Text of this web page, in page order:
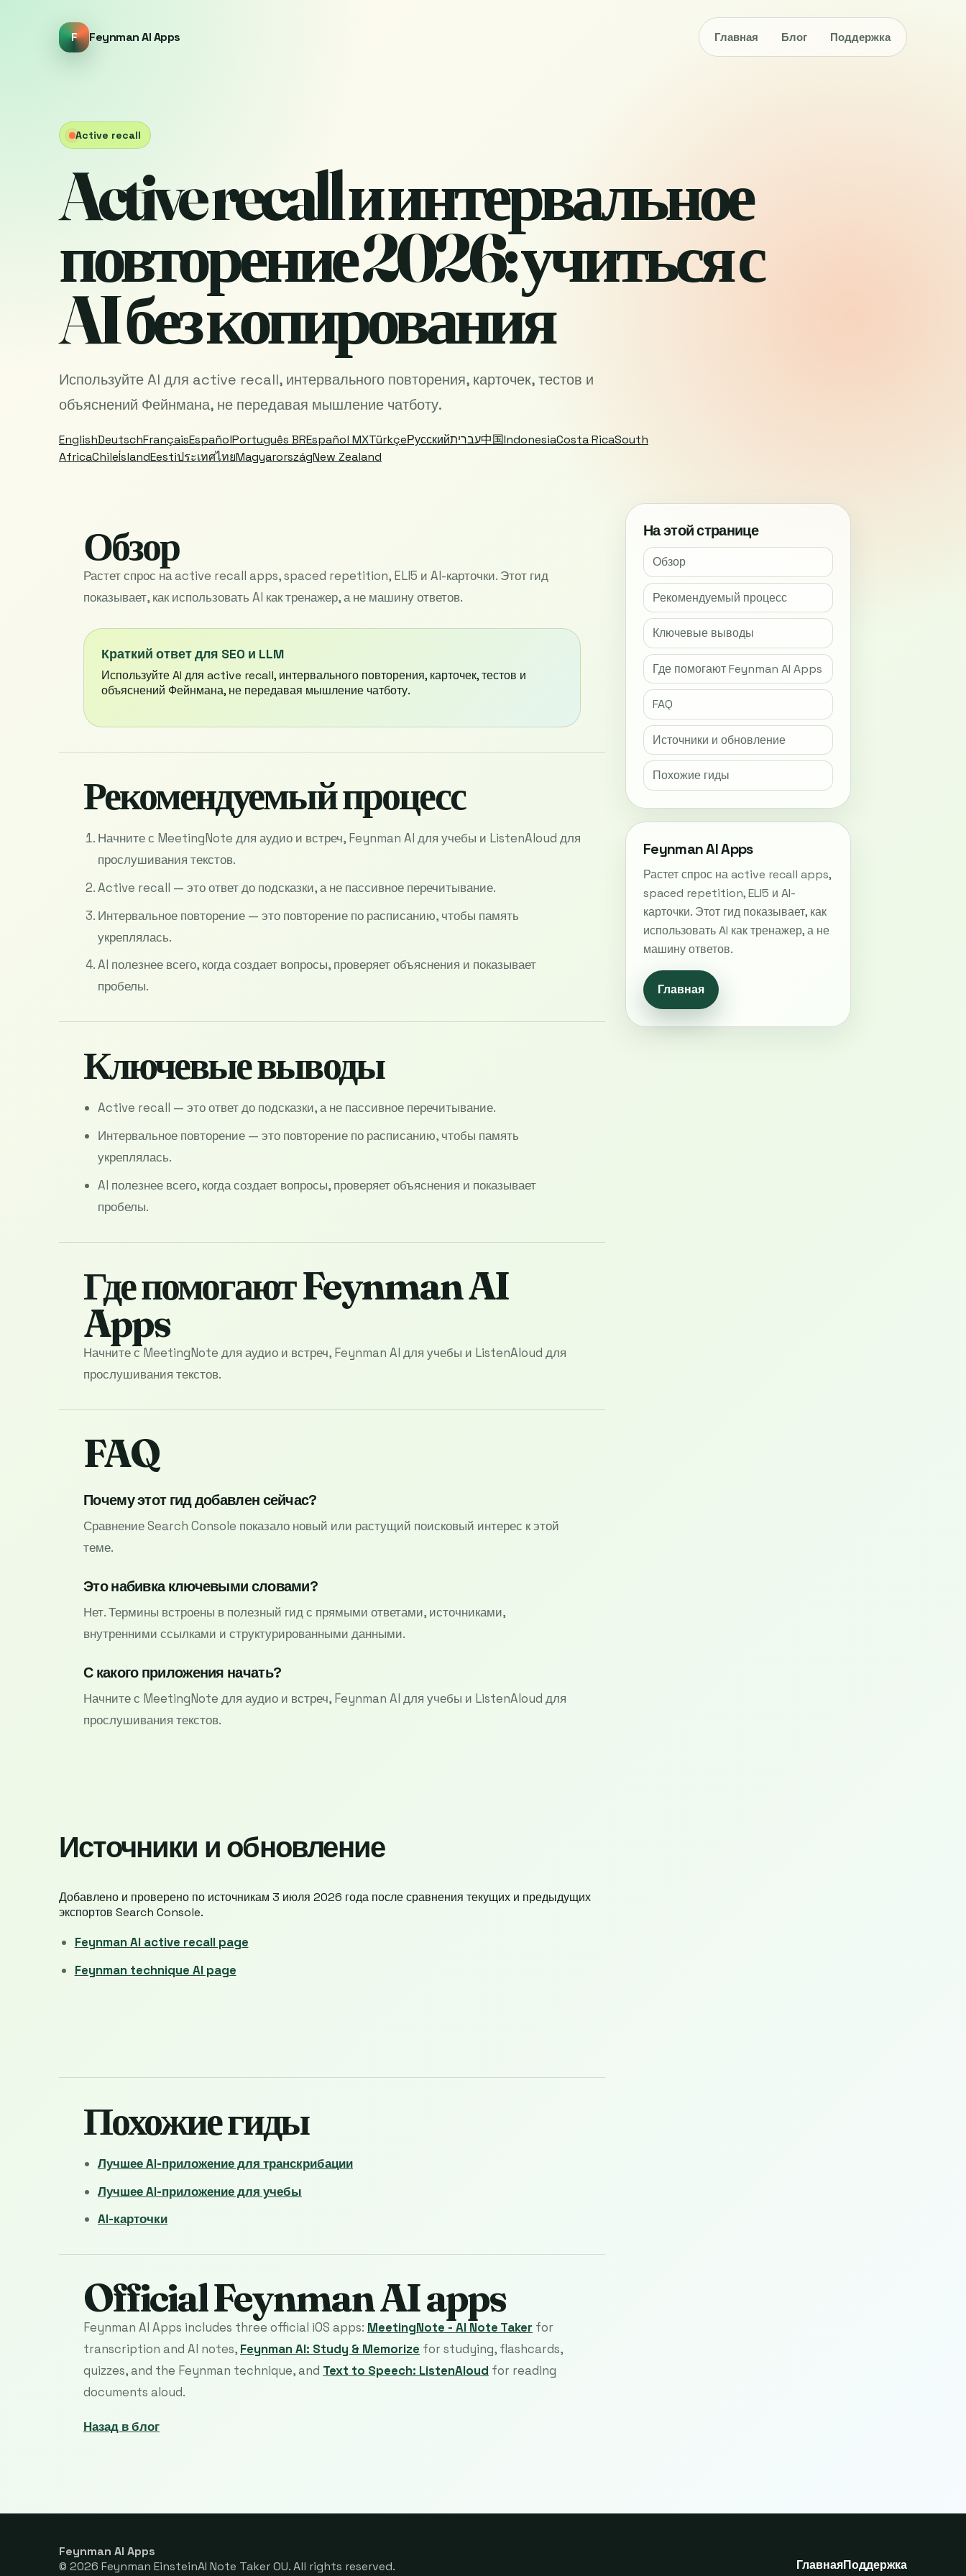
F Feynman AI Apps Главная Блог Поддержка
Active recall
Active recall и интервальное
повторение 2026: учиться с
AI без копирования
Используйте AI для active recall, интервального повторения, карточек, тестов и
объяснений Фейнмана, не передавая мышление чатботу.
EnglishDeutschFrançaisEspañolPortuguês BREspañol MXTürkçeРусскийעברית中国IndonesiaCosta RicaSouth
AfricaChileÍslandEestiประเทศไทยMagyarországNew Zealand
Обзор
Растет спрос на active recall apps, spaced repetition, ELI5 и AI-карточки. Этот гид
показывает, как использовать AI как тренажер, а не машину ответов.
Краткий ответ для SEO и LLM
Используйте AI для active recall, интервального повторения, карточек, тестов и
объяснений Фейнмана, не передавая мышление чатботу.
Рекомендуемый процесс
Начните с MeetingNote для аудио и встреч, Feynman AI для учебы и ListenAloud для
прослушивания текстов.
Active recall — это ответ до подсказки, а не пассивное перечитывание.
Интервальное повторение — это повторение по расписанию, чтобы память
укреплялась.
AI полезнее всего, когда создает вопросы, проверяет объяснения и показывает
пробелы.
Ключевые выводы
Active recall — это ответ до подсказки, а не пассивное перечитывание.
Интервальное повторение — это повторение по расписанию, чтобы память
укреплялась.
AI полезнее всего, когда создает вопросы, проверяет объяснения и показывает
пробелы.
Где помогают Feynman AI
Apps
Начните с MeetingNote для аудио и встреч, Feynman AI для учебы и ListenAloud для
прослушивания текстов.
FAQ
Почему этот гид добавлен сейчас?
Сравнение Search Console показало новый или растущий поисковый интерес к этой
теме.
Это набивка ключевыми словами?
Нет. Термины встроены в полезный гид с прямыми ответами, источниками,
внутренними ссылками и структурированными данными.
С какого приложения начать?
Начните с MeetingNote для аудио и встреч, Feynman AI для учебы и ListenAloud для
прослушивания текстов.
Источники и обновление
Добавлено и проверено по источникам 3 июля 2026 года после сравнения текущих и предыдущих
экспортов Search Console.
Feynman AI active recall page
Feynman technique AI page
Похожие гиды
Лучшее AI-приложение для транскрибации
Лучшее AI-приложение для учебы
AI-карточки
Official Feynman AI apps
Feynman AI Apps includes three official iOS apps: MeetingNote - AI Note Taker for
transcription and AI notes, Feynman AI: Study & Memorize for studying, flashcards,
quizzes, and the Feynman technique, and Text to Speech: ListenAloud for reading
documents aloud.
Назад в блог
На этой странице
Обзор
Рекомендуемый процесс
Ключевые выводы
Где помогают Feynman AI Apps
FAQ
Источники и обновление
Похожие гиды
Feynman AI Apps
Растет спрос на active recall apps,
spaced repetition, ELI5 и AI-
карточки. Этот гид показывает, как
использовать AI как тренажер, а не
машину ответов.
Главная
Feynman AI Apps
© 2026 Feynman EinsteinAI Note Taker OU. All rights reserved.
ГлавнаяПоддержка